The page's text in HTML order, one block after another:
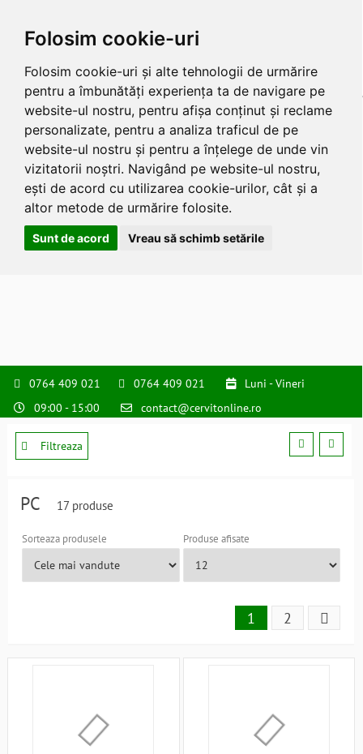
Folosim cookie-uri
Folosim cookie-uri și alte tehnologii de urmărire
pentru a îmbunătăți experiența ta de navigare pe
website-ul nostru, pentru afișa conținut și reclame
personalizate, pentru a analiza traficul de pe
website-ul nostru și pentru a înțelege de unde vin
vizitatorii noștri. Navigând pe website-ul nostru,
ești de acord cu utilizarea cookie-urilor, cât și a
altor metode de urmărire folosite.
Sunt de acord Vreau să schimb setările
0764 409 021 0764 409 021
Luni - Vineri
09:00 - 15:00
contact@cervitonline.ro
Filtreaza
PC 17 produse
Sorteaza produsele Produse afisate
1 2